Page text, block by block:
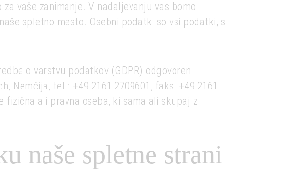
vaše zanimanje. V nadaljevanju vas bomo
spletno mesto. Osebni podatki so vsi podatki, s
o varstvu podatkov (GDPR) odgovoren
Nemčija, tel.: +49 2161 2709601, faks: +49 2161
fizična ali pravna oseba, ki sama ali skupaj z
naše spletne strani